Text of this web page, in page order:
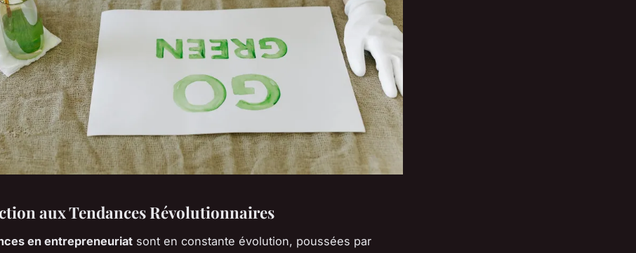
aux Tendances Révolutionnaires
en entrepreneuriat sont en constante évolution, poussées par